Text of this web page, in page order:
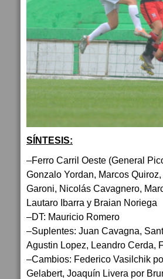
SÍNTESIS:
–Ferro Carril Oeste (General
Gonzalo Yordan, Marcos
Garoni, Nicolás Cavagnero,
Lautaro Ibarra y Braian Noriega
–DT: Mauricio Romero
–Suplentes: Juan Cavagna,
Agustin Lopez, Leandro Cerda,
–Cambios: Federico Vasilchik
Gelabert, Joaquín Livera por